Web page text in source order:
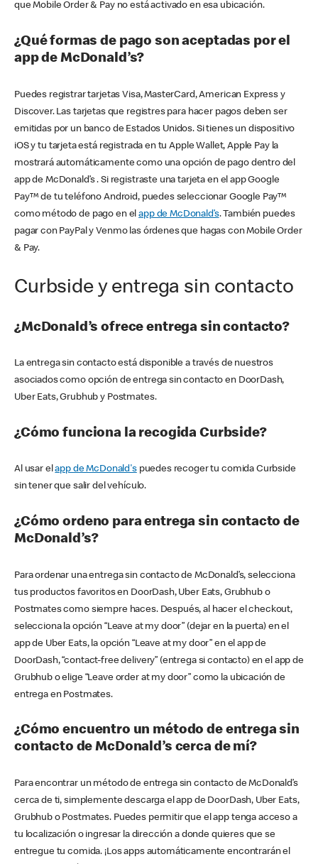
que Mobile Order & Pay no está activado en esa ubicación.
¿Qué formas de pago son aceptadas por el
app de McDonald’s?
Puedes registrar tarjetas Visa, MasterCard, American Express y
Discover. Las tarjetas que registres para hacer pagos deben ser
emitidas por un banco de Estados Unidos. Si tienes un dispositivo
iOS y tu tarjeta está registrada en tu Apple Wallet, Apple Pay la
mostrará automáticamente como una opción de pago dentro del
app de McDonald’s . Si registraste una tarjeta en el app Google
Pay™ de tu teléfono Android, puedes seleccionar Google Pay™
como método de pago en elapp de McDonald’s. También puedes
pagar con PayPal y Venmo las órdenes que hagas con Mobile Order
& Pay.
Curbside y entrega sin contacto
¿McDonald’s ofrece entrega sin contacto?
La entrega sin contacto está disponible a través de nuestros
asociados como opción de entrega sin contacto en DoorDash,
Uber Eats, Grubhub y Postmates.
¿Cómo funciona la recogida Curbside?
Al usar elapp de McDonald'spuedes recoger tu comida Curbside
sin tener que salir del vehículo.
¿Cómo ordeno para entrega sin contacto de
McDonald’s?
Para ordenar una entrega sin contacto de McDonald’s, selecciona
tus productos favoritos en DoorDash, Uber Eats, Grubhub o
Postmates como siempre haces. Después, al hacer el checkout,
selecciona la opción “Leave at my door” (dejar en la puerta) en el
app de Uber Eats, la opción “Leave at my door” en el app de
DoorDash, “contact-free delivery” (entrega si contacto) en el app de
Grubhub o elige “Leave order at my door” como la ubicación de
entrega en Postmates.
¿Cómo encuentro un método de entrega sin
contacto de McDonald’s cerca de mí?
Para encontrar un método de entrega sin contacto de McDonald’s
cerca de ti, simplemente descarga el app de DoorDash, Uber Eats,
Grubhub o Postmates. Puedes permitir que el app tenga acceso a
tu localización o ingresar la dirección a donde quieres que se
entregue tu comida. ¡Los apps automáticamente encontrarán el